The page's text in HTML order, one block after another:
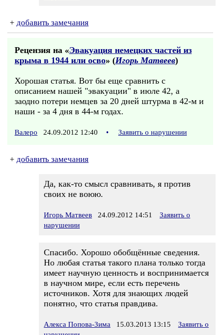
+ добавить замечания
Рецензия на «Эвакуация немецких частей из
крыма в 1944 или осво» (Игорь Матвеев)
Хорошая статья. Вот бы еще сравнить с
описанием нашей "эвакуации" в июле 42, а
заодно потери немцев за 20 дней штурма в 42-м и
наши - за 4 дня в 44-м годах.
Валеро 24.09.2012 12:40 • Заявить о нарушении
+ добавить замечания
Да, как-то смысл сравнивать, я против
своих не воюю.
Игорь Матвеев 24.09.2012 14:51
Заявить о
нарушении
Спасибо. Хорошо обобщённые сведения.
Но любая статья такого плана только тогда
имеет научную ценность и воспринимается
в научном мире, если есть перечень
источников. Хотя для знающих людей
понятно, что статья правдива.
Алекса Попова-Зима 15.03.2013 13:15
Заявить о